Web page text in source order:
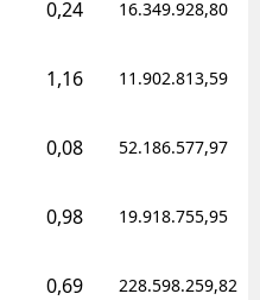
0,24 16.349.928,80
1,16 11.902.813,59
0,08 52.186.577,97
0,98 19.918.755,95
0,69 228.598.259,82